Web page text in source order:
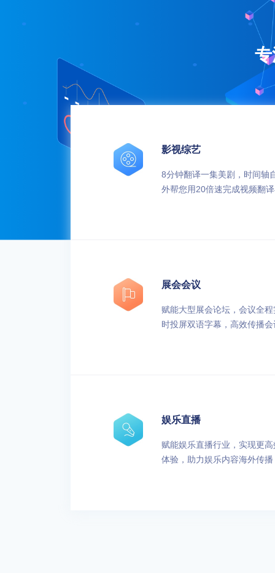
影视综艺
8分钟翻译一集美剧，时间轴
外帮您用20倍速完成视频翻
展会会议
赋能大型展会论坛，会议全
时投屏双语字幕，高效传播
娱乐直播
赋能娱乐直播行业，实现更
体验，助力娱乐内容海外传播